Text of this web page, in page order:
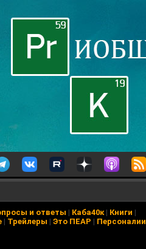
и ответы | Каба40к| Книги |
| Трейлеры | Это ПЕАР | Персоналии